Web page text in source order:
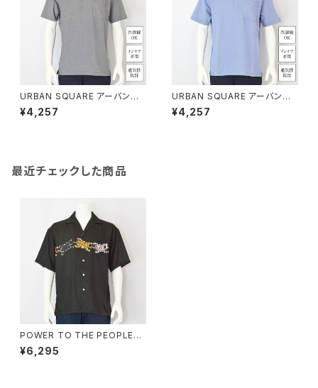
URBAN SQUARE アーバンス
クエア｜接触冷感 鹿の子ボタン
ダウンポロシャツ｜洗濯機OK
¥4,257
URBAN SQUARE アーバンス
クエア｜接触冷感 鹿の子ボタン
ダウンポロシャツ｜洗濯機OK
¥4,257
最近チェックした商品
POWER TO THE PEOPLE｜
タイガー柄パネルプリント開襟シ
ャツ｜パワートゥーザピープル
¥6,295